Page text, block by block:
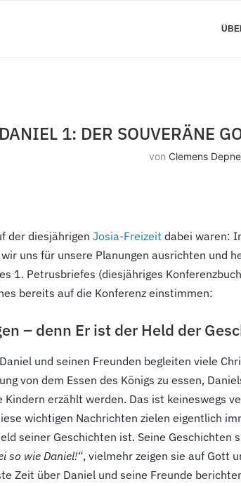
DANIEL 1: DER SOUVERÄNE
von Clemens
der diesjährigen Josia-Freizeit dabei waren:
uns für unsere Planungen ausrichten und
1. Petrusbriefes (diesjähriges
bereits auf die Konferenz einstimmen:
– denn Er ist der Held der
und seinen Freunden begleiten viele
von dem Essen des Königs zu essen,
Kindern erzählt werden. Das ist keineswegs
wichtigen Nachrichten zielen eigentlich
seiner Geschichten ist. Seine
so wie Daniel!“, vielmehr zeigen sie auf Gott
Zeit über Daniel und seine Freunde